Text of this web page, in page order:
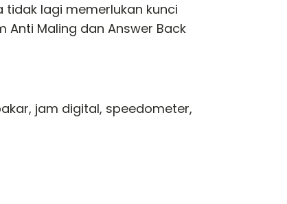
lagi memerlukan kunci
Maling dan Answer Back
jam digital, speedometer,